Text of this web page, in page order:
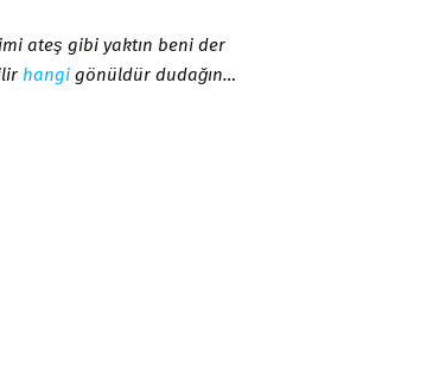
ateş gibi yaktın beni der
hangi gönüldür dudağın…